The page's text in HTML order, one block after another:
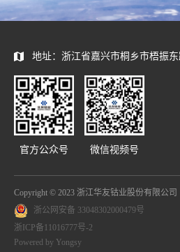
地址：浙江省嘉兴市桐乡市梧振东
官方公众号 微信视频号
Copyright © 2023 浙江华友钴业股份有限公司
浙公网安备 33048302000479号
浙ICP备11016777号-2
Powered by Yongsy